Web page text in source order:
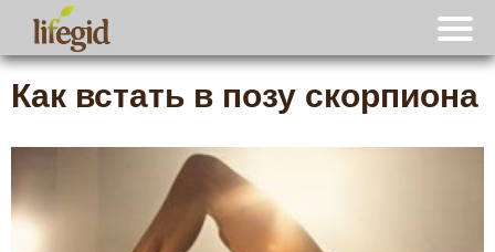
Как встать в позу скорпиона